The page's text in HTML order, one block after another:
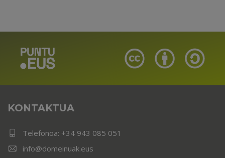
KONTAKTUA
Telefonoa: +34 943 085 051
info@domeinuak.eus